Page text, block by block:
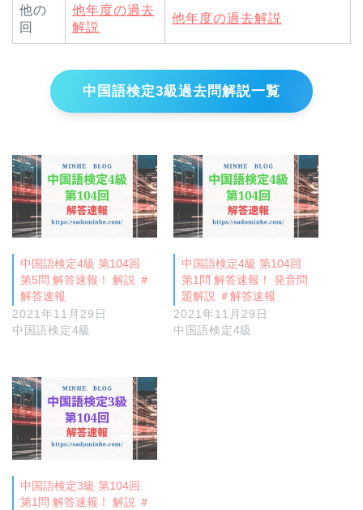
他の
回
他年度の過去
解説
他年度の過去解説
中国語検定3級過去問解説一覧
中国語検定4級 第104回
第5問 解答速報！ 解説 ＃
解答速報
2021年11月29日
中国語検定4級
中国語検定4級 第104回
第1問 解答速報！ 発音問
題解説 ＃解答速報
2021年11月29日
中国語検定4級
中国語検定3級 第104回
第1問 解答速報！ 解説 ＃